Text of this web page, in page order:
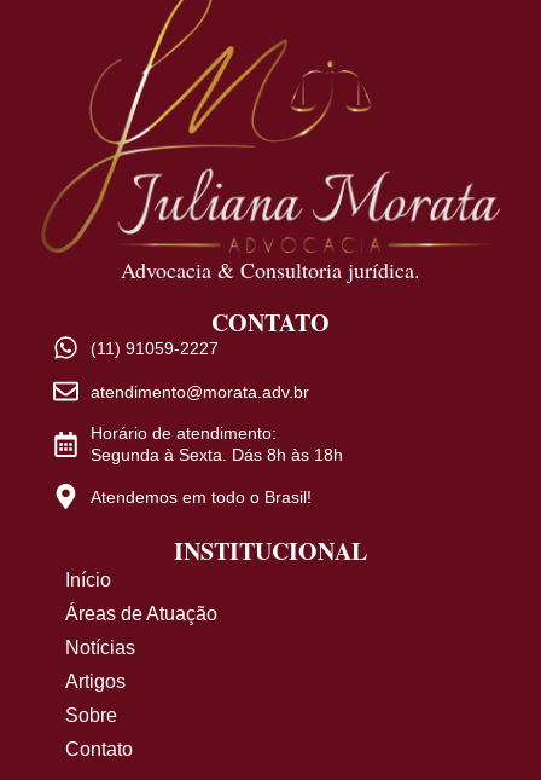
Advocacia & Consultoria jurídica.
CONTATO
(11) 91059-2227
atendimento@morata.adv.br
Horário de atendimento:
Segunda à Sexta. Dás 8h às 18h
Atendemos em todo o Brasil!
INSTITUCIONAL
Início
Áreas de Atuação
Notícias
Artigos
Sobre
Contato